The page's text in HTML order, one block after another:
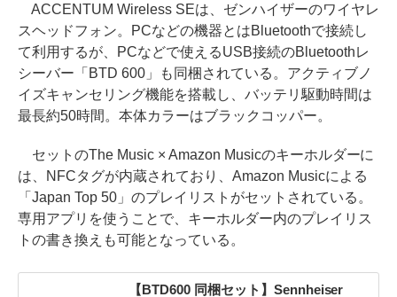
ACCENTUM Wireless SEは、ゼンハイザーのワイヤレ
スヘッドフォン。PCなどの機器とはBluetoothで接続し
て利用するが、PCなどで使えるUSB接続のBluetoothレ
シーバー「BTD 600」も同梱されている。アクティブノ
イズキャンセリング機能を搭載し、バッテリ駆動時間は
最長約50時間。本体カラーはブラックコッパー。
セットのThe Music × Amazon Musicのキーホルダーに
は、NFCタグが内蔵されており、Amazon Musicによる
「Japan Top 50」のプレイリストがセットされている。
専用アプリを使うことで、キーホルダー内のプレイリス
トの書き換えも可能となっている。
【BTD600 同梱セット】Sennheiser